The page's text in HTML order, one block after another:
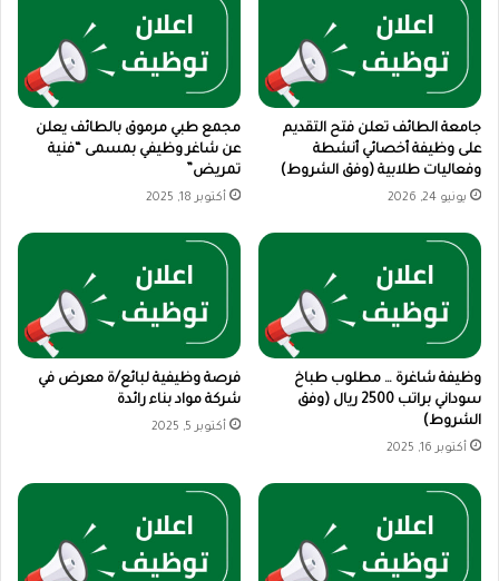
جامعة الطائف تعلن فتح التقديم
على وظيفة أخصائي أنشطة
وفعاليات طلابية (وفق الشروط)
يونيو 24, 2026
مجمع طبي مرموق بالطائف يعلن
عن شاغر وظيفي بمسمى “فنية
تمريض”
أكتوبر 18, 2025
وظيفة شاغرة … مطلوب طباخ
سوداني براتب 2500 ريال (وفق
الشروط)
أكتوبر 16, 2025
فرصة وظيفية لبائع/ة معرض في
شركة مواد بناء رائدة
أكتوبر 5, 2025